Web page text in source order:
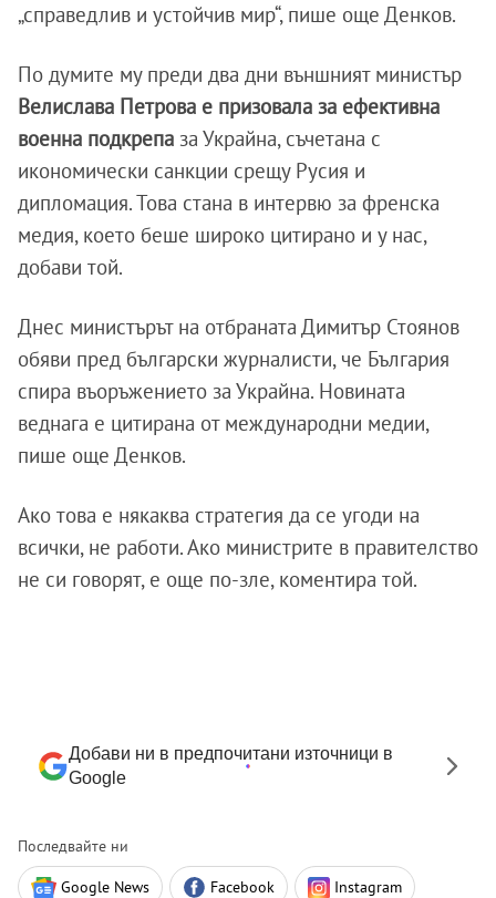
„справедлив и устойчив мир“, пише още Денков.
По думите му преди два дни външният министър
Велислава Петрова е призовала за ефективна
военна подкрепа за Украйна, съчетана с
икономически санкции срещу Русия и
дипломация. Това стана в интервю за френска
медия, което беше широко цитирано и у нас,
добави той.
Днес министърът на отбраната Димитър Стоянов
обяви пред български журналисти, че България
спира въоръжението за Украйна. Новината
веднага е цитирана от международни медии,
пише още Денков.
Ако това е някаква стратегия да се угоди на
всички, не работи. Ако министрите в правителство
не си говорят, е още по-зле, коментира той.
Добави ни в предпочитани източници в
Google
Последвайте ни
Google News Facebook Instagram